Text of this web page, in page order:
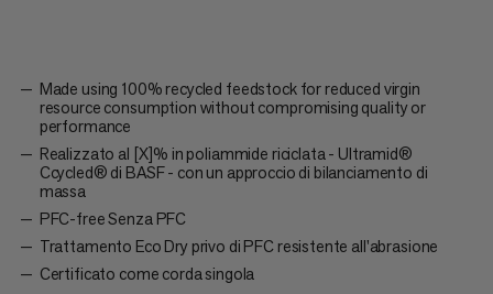
Made using 100% recycled feedstock for reduced virgin
resource consumption without compromising quality or
performance
Realizzato al [X]% in poliammide riciclata - Ultramid®
Ccycled® di BASF - con un approccio di bilanciamento di
massa
PFC-free Senza PFC
Trattamento Eco Dry privo di PFC resistente all'abrasione
Certificato come corda singola